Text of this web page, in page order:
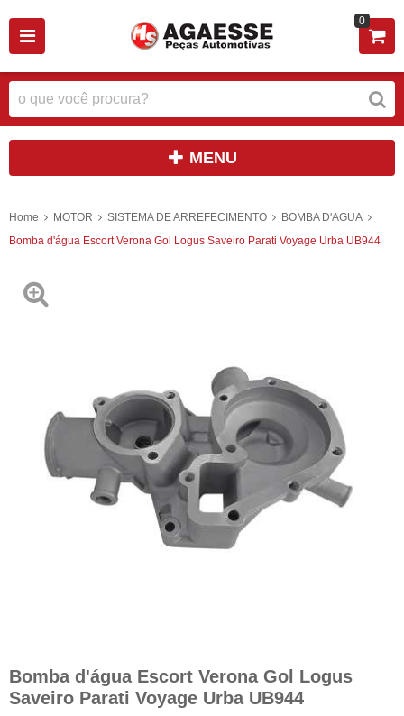
0
MENU
Home MOTOR SISTEMA DE ARREFECIMENTO
BOMBA D'AGUA
Bomba d'água Escort Verona Gol Logus Saveiro Parati Voyage Urba UB944
Bomba d'água Escort Verona Gol Logus
Saveiro Parati Voyage Urba UB944